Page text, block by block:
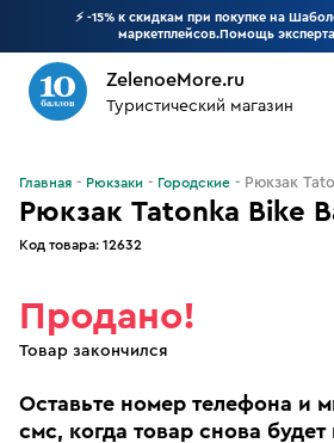
⚡ -15% к скидкам при покупке на
маркетплейсов.Помощь
ZelenoeMore.ru
Туристический магазин
Рюкзак Tatonka Bike
Код товара: 12632
Главная Рюкзаки Городские Рюкзак
Продано!
Товар закончился
Оставьте номер телефона и
смс, когда товар снова